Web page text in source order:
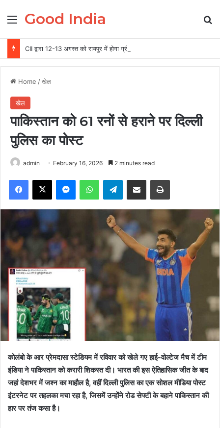
Menu
Good India
Home /खेल
खेल
पाकिस्तान को 61 रनों से हराने पर दिल्ली
पुलिस का पोस्ट
admin February 16, 2026 2 minutes read
Facebook
X MessengerWhatsAppTelegramShare via Email Print
कोलंबो के आर प्रेमदासा स्टेडियम में रविवार को खेले गए हाई-वोल्टेज मैच में टीम
इंडिया ने पाकिस्तान को करारी शिकस्त दी। भारत की इस ऐतिहासिक जीत के बाद
जहां देशभर में जश्न का माहौल है, वहीं दिल्ली पुलिस का एक सोशल मीडिया पोस्ट
इंटरनेट पर तहलका मचा रहा है, जिसमें उन्होंने रोड सेफ्टी के बहाने पाकिस्तान की
हार पर तंज कसा है।